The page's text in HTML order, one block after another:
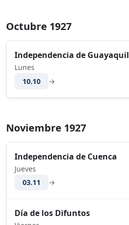
Octubre 1927
Independencia de Guayaquil
Lunes
10.10
→
Noviembre 1927
Independencia de Cuenca
Jueves
03.11
→
Día de los Difuntos